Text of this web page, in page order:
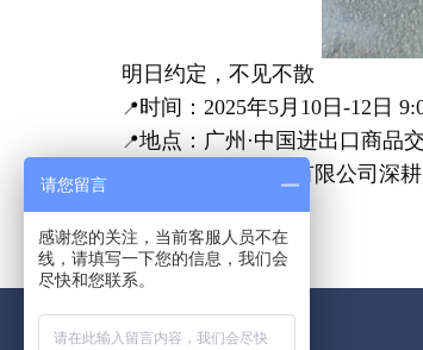
明日约定，不见不散
📍时间：2025年5月10日-12日
📍地点：广州·中国进出口商品
郑州有趣游乐设备有限公司深
联系我们
请您留言
感谢您的关注，当前客服人员不在
线，请填写一下您的信息，我们会
尽快和您联系。